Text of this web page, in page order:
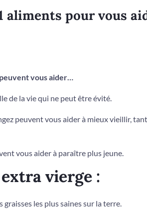
aliments pour vous
vous aider…
de la vie qui ne peut être évité.
peuvent vous aider à mieux vieillir,
vous aider à paraître plus jeune.
extra vierge :
graisses les plus saines sur la terre.